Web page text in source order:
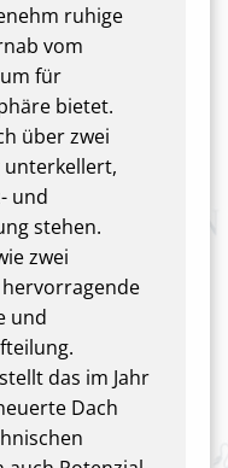
ruhige
vom
für
bietet.
über zwei
unterkellert,
und
stehen.
zwei
und
das im Jahr
Dach